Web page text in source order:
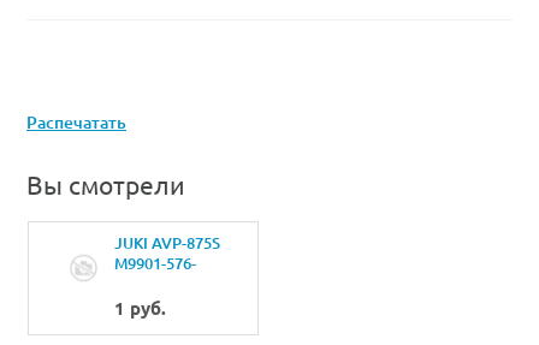
Распечатать
Вы смотрели
JUKI AVP-875S
M9901-576-
PLATE
1 руб.